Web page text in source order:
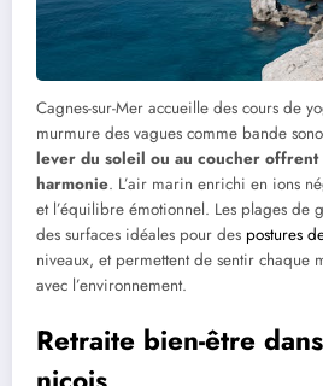
Cagnes-sur-Mer accueille des cours de
murmure des vagues comme bande
lever du soleil ou au coucher offrent
harmonie. L’air marin enrichi en ions
et l’équilibre émotionnel. Les plages de
des surfaces idéales pour des postures
niveaux, et permettent de sentir chaque
avec l’environnement.
Retraite bien-être